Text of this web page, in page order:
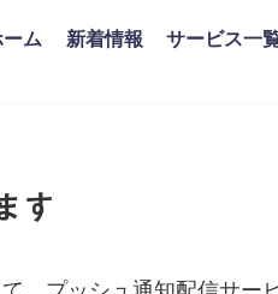
ーム 新着情報 サービス一
す